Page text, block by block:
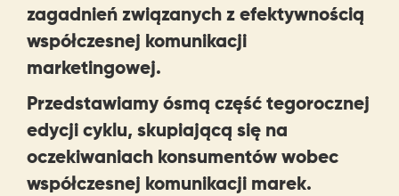
zagadnień związanych z efektywnością
współczesnej komunikacji
marketingowej.
Przedstawiamy ósmą część tegorocznej
edycji cyklu, skupiającą się na
oczekiwaniach konsumentów wobec
współczesnej komunikacji marek.